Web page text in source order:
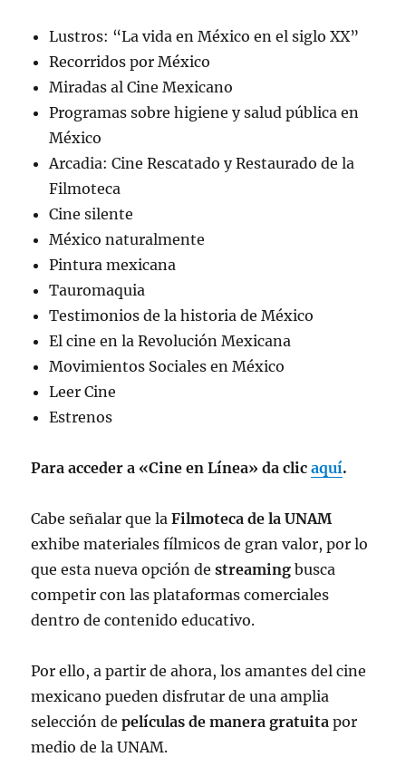
Toda la riqueza del cine nacional en
sus géneros y épocas. 👉
https://t.co/JiPPiOuXNy
pic.twitter.com/Y98BIqdFs1
— CulturaUNAM (@CulturaUNAM)
February 19, 2024
Lustros: “La vida en México en el siglo XX”
Recorridos por México
Miradas al Cine Mexicano
Programas sobre higiene y salud pública en
México
Arcadia: Cine Rescatado y Restaurado de la
Filmoteca
Cine silente
México naturalmente
Pintura mexicana
Tauromaquia
Testimonios de la historia de México
El cine en la Revolución Mexicana
Movimientos Sociales en México
Leer Cine
Estrenos
Para acceder a «Cine en Línea» da clicaquí.
Cabe señalar que laFilmoteca de la UNAM
exhibe materiales fílmicos de gran valor, por lo
que esta nueva opción destreamingbusca
competir con las plataformas comerciales
dentro de contenido educativo.
Por ello, a partir de ahora, los amantes del cine
mexicano pueden disfrutar de una amplia
selección depelículas de manera gratuita por
medio de la UNAM.